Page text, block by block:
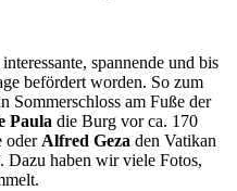
spannende und bis
befördert worden. So zum
Sommerschloss am Fuße der
Paula die Burg vor ca. 170
oder Alfred Geza den Vatikan
Dazu haben wir viele Fotos,